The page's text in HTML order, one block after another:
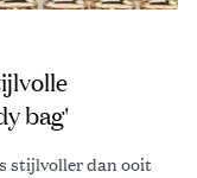
bag'
stijlvoller dan ooit